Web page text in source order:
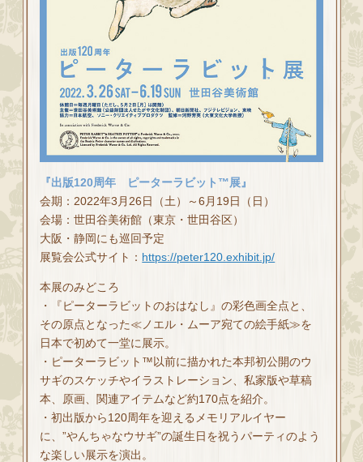
『出版120周年 ピーターラビット™展』
会期：2022年3月26日（土）～6月19日（日）
会場：世田谷美術館（東京・世田谷区）
大阪・静岡にも巡回予定
展覧会公式サイト： https://peter120.exhibit.jp/
本展のみどころ
・『ピーターラビットのおはなし』の彩色画全点と、
その原点となった≪ノエル・ムーア宛ての絵手紙≫を
日本で初めて一堂に展示。
・ピーターラビット™以前に描かれた本邦初公開のウ
サギのスケッチやイラストレーション、私家版や草稿
本、原画、関連アイテムなど約170点を紹介。
・初出版から120周年を迎えるメモリアルイヤー
に、”やんちゃなウサギ”の誕生日を祝うパーティのよう
な楽しい展示を演出。